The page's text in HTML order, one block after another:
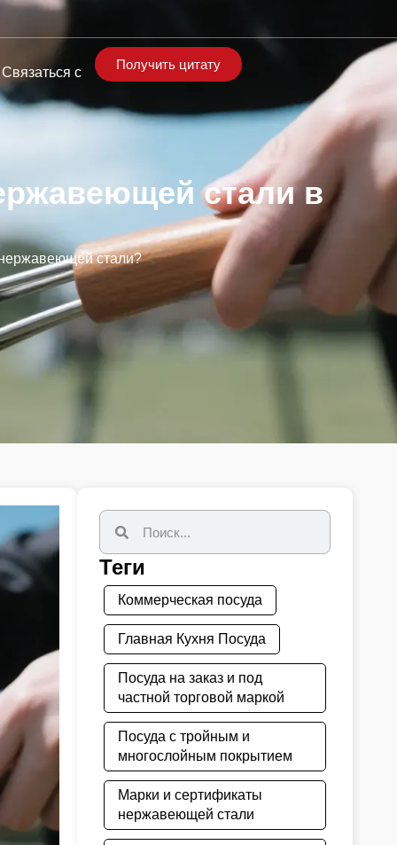
Связаться с
Получить цитату
стали в
стали?
Теги
Коммерческая посуда
Главная Кухня Посуда
Посуда на заказ и под
частной торговой маркой
Посуда с тройным и
многослойным покрытием
Марки и сертификаты
нержавеющей стали